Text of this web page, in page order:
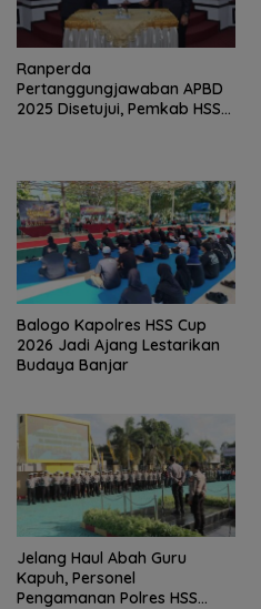
Ranperda
Pertanggungjawaban APBD
2025 Disetujui, Pemkab HSS
Balogo Kapolres HSS Cup
2026 Jadi Ajang Lestarikan
Budaya Banjar
Jelang Haul Abah Guru
Kapuh, Personel
Pengamanan Polres HSS